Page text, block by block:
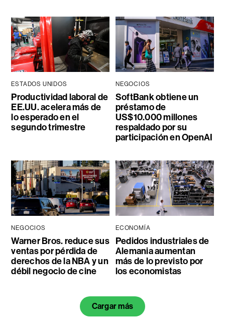
ESTADOS UNIDOS
Productividad laboral de
EE.UU. acelera más de
lo esperado en el
segundo trimestre
NEGOCIOS
SoftBank obtiene un
préstamo de
US$10.000 millones
respaldado por su
participación en OpenAI
NEGOCIOS
Warner Bros. reduce sus
ventas por pérdida de
derechos de la NBA y un
débil negocio de cine
ECONOMÍA
Pedidos industriales de
Alemania aumentan
más de lo previsto por
los economistas
Cargar más